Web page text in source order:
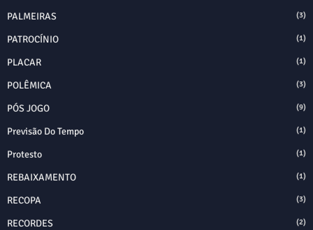
PALMEIRAS (3)
PATROCÍNIO (1)
PLACAR (1)
POLÊMICA (3)
PÓS JOGO (9)
Previsão Do Tempo (1)
Protesto (1)
REBAIXAMENTO (1)
RECOPA (3)
RECORDES (2)